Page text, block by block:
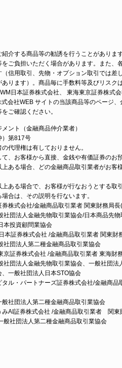
介する商品等の勧誘を行うことがありま
ご負担いただく場合があります。また、
信用取引、先物・オプション取引では差
ります）。商品毎に手数料等及びリスク
日本証券株式会社、 東海東京証券株式
会社WEB サイトの当該商品等のページ
ご確認ください。
ント（金融商品仲介業者）
）第817号
代理権は有しておりません。
、お客様から直接、金銭や有価証券のお
ある場合、どの金融商品取引業者がお客
ある場合で、お客様が行なおうとする取
合は、その説明を行ないます。
株式会社/金融商品取引業者 関東財務局
社団法人金融先物取引業協会/日本商品先
本投資顧問業協会
本証券株式会社 /金融商品取引業者 関東財
社団法人第二種金融商品取引業協会
京証券株式会社 /金融商品取引業者 東海財
社団法人金融先物取引業協会、一般社団
一般社団法人日本STO協会
ル・パートナーズ証券株式会社/金融商
社団法人第二種金融商品取引業協会
みAI証券株式会社 /金融商品取引業者 関
般社団法人第二種金融商品取引業協会